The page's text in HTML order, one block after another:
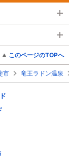
このページのTOPへ
市 竜王ラドン温泉